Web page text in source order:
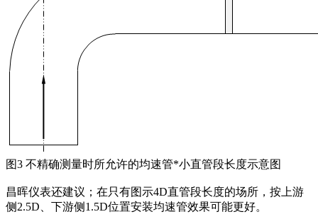
图3 不精确测量时所允许的均速管*小直管段长度示意图
昌晖仪表还建议；在只有图示4D直管段长度的场所，按上游
侧2.5D、下游侧1.5D位置安装均速管效果可能更好。